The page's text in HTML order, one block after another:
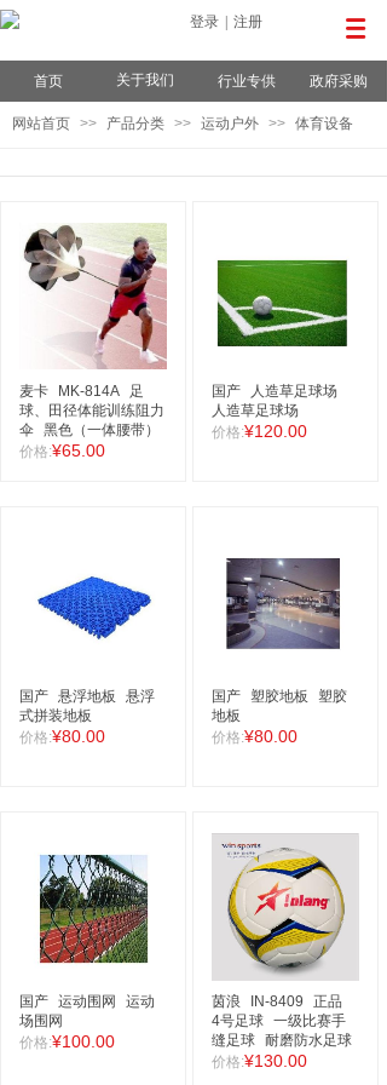
登录 注册
首页 关于我们 行业专供 政府采购
网站首页 >> 产品分类 >> 运动户外 >> 体育设备
麦卡 MK-814A
足
球、田径体能训练阻力
伞 黑色（一体腰带）
价格:¥65.00
国产
人造草足球场
人造草足球场
价格:¥120.00
国产 悬浮地板
悬浮
式拼装地板
价格:¥80.00
国产 塑胶地板
塑胶
地板
价格:¥80.00
国产 运动围网
运动
场围网
价格:¥100.00
茵浪 IN-8409
正品
4号足球 一级比赛手
缝足球 耐磨防水足球
价格:¥130.00